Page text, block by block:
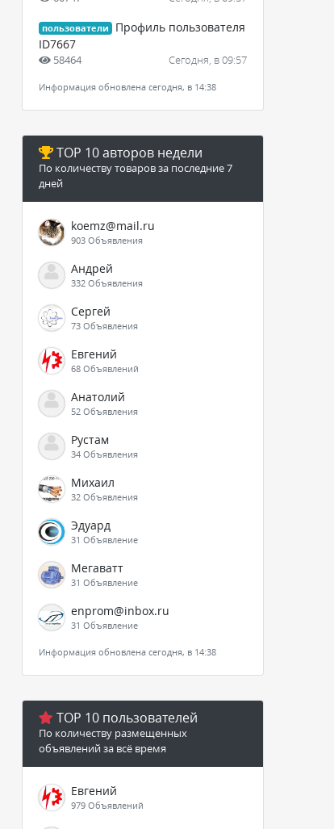
пользователи
Профиль пользователя
ID7667
58464 Сегодня, в 09:57
Информация обновлена сегодня, в 14:38
TOP 10 авторов недели
По количеству товаров за последние 7
дней
koemz@mail.ru
903 Объявления
Андрей
332 Объявления
Сергей
73 Объявления
Евгений
68 Объявлений
Анатолий
52 Объявления
Рустам
34 Объявления
Михаил
32 Объявления
Эдуард
31 Объявление
Мегаватт
31 Объявление
enprom@inbox.ru
31 Объявление
Информация обновлена сегодня, в 14:38
TOP 10 пользователей
По количеству размещенных
объявлений за всё время
Евгений
979 Объявлений